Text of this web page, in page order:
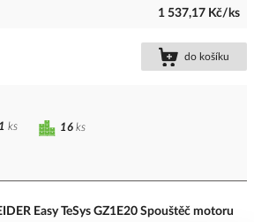
1 537,17 Kč/ks
do košíku
16 ks
ks
Easy TeSys GZ1E20 Spouštěč motoru